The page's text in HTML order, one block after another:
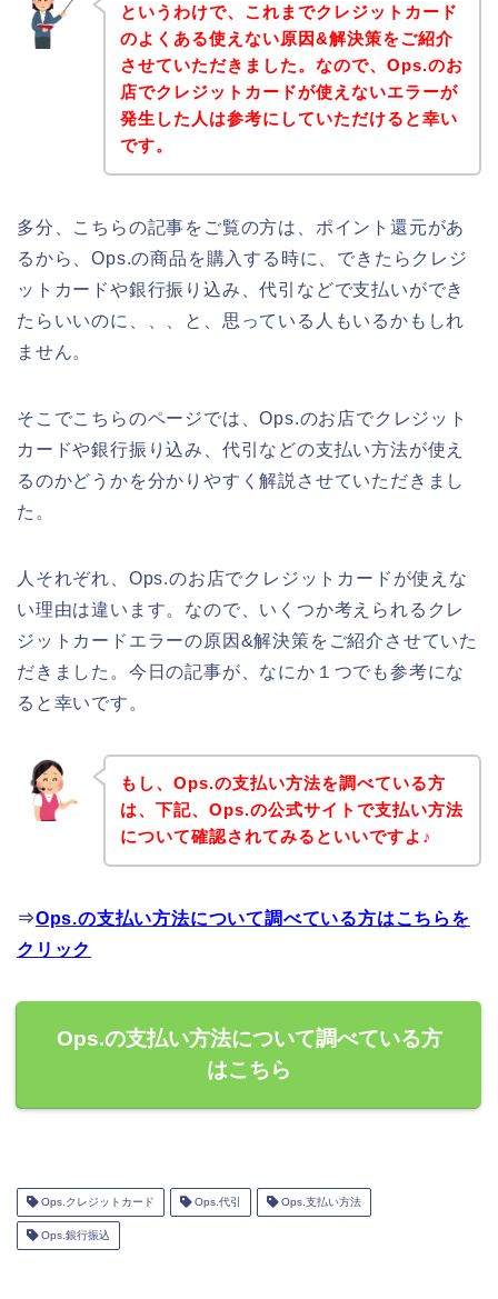
というわけで、これまでクレジットカード
のよくある使えない原因&解決策をご紹介
させていただきました。なので、Ops.のお
店でクレジットカードが使えないエラーが
発生した人は参考にしていただけると幸い
です。
多分、こちらの記事をご覧の方は、ポイント還元があ
るから、Ops.の商品を購入する時に、できたらクレジ
ットカードや銀行振り込み、代引などで支払いができ
たらいいのに、、、と、思っている人もいるかもしれ
ません。
そこでこちらのページでは、Ops.のお店でクレジット
カードや銀行振り込み、代引などの支払い方法が使え
るのかどうかを分かりやすく解説させていただきまし
た。
人それぞれ、Ops.のお店でクレジットカードが使えな
い理由は違います。なので、いくつか考えられるクレ
ジットカードエラーの原因&解決策をご紹介させていた
だきました。今日の記事が、なにか１つでも参考にな
ると幸いです。
もし、Ops.の支払い方法を調べている方
は、下記、Ops.の公式サイトで支払い方法
について確認されてみるといいですよ♪
⇒Ops.の支払い方法について調べている方はこちらを
クリック
Ops.の支払い方法について調べている方
はこちら
Ops.クレジットカード Ops.代引 Ops.支払い方法
Ops.銀行振込